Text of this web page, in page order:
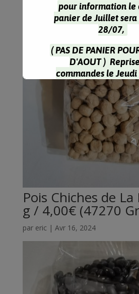
Pois Chiches de
g / 4,00€ (47270
par eric | Avr 16, 2024
pour information le
panier de Juillet
28/07,
( PAS DE PANIER
D'AOUT )
commandes le
Pour la récupération
le Mardi 1 Septembre
Souhaite une Très
Eric